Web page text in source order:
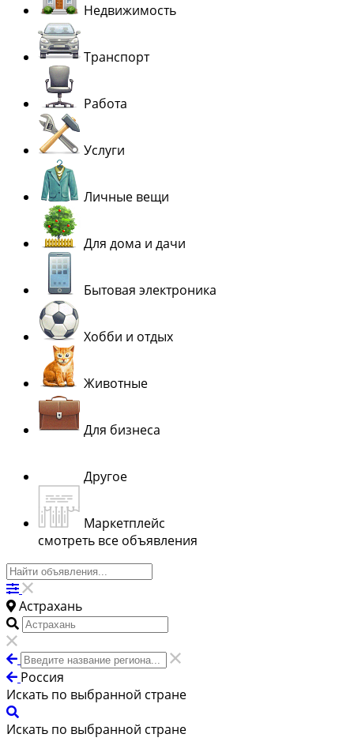
Недвижимость
Транспорт
Работа
Услуги
Личные вещи
Для дома и дачи
Бытовая электроника
Хобби и отдых
Животные
Для бизнеса
Другое
Маркетплейс
смотреть все объявления
Астрахань
Россия
Искать по выбранной стране
Искать по выбранной стране